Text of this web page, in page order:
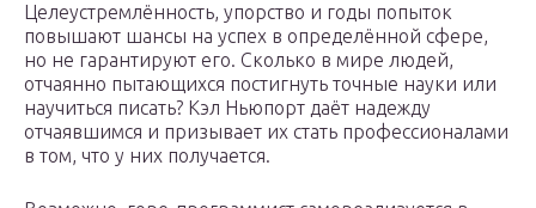
Целеустремлённость, упорство и годы попыток
повышают шансы на успех в определённой сфере,
но не гарантируют его. Сколько в мире людей,
отчаянно пытающихся постигнуть точные науки или
научиться писать? Кэл Ньюпорт даёт надежду
отчаявшимся и призывает их стать профессионалами
в том, что у них получается.